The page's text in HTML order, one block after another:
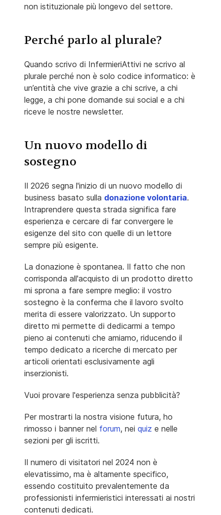
non istituzionale più longevo del settore.
Perché parlo al plurale?
Quando scrivo di InfermieriAttivi ne scrivo al
plurale perché non è solo codice informatico: è
un’entità che vive grazie a chi scrive, a chi
legge, a chi pone domande sui social e a chi
riceve le nostre newsletter.
Un nuovo modello di
sostegno
Il 2026 segna l'inizio di un nuovo modello di
business basato sulla donazione volontaria.
Intraprendere questa strada significa fare
esperienza e cercare di far convergere le
esigenze del sito con quelle di un lettore
sempre più esigente.
La donazione è spontanea. Il fatto che non
corrisponda all'acquisto di un prodotto diretto
mi sprona a fare sempre meglio: il vostro
sostegno è la conferma che il lavoro svolto
merita di essere valorizzato. Un supporto
diretto mi permette di dedicarmi a tempo
pieno ai contenuti che amiamo, riducendo il
tempo dedicato a ricerche di mercato per
articoli orientati esclusivamente agli
inserzionisti.
Vuoi provare l'esperienza senza pubblicità?
Per mostrarti la nostra visione futura, ho
rimosso i banner nel forum, nei quiz e nelle
sezioni per gli iscritti.
Il numero di visitatori nel 2024 non è
elevatissimo, ma è altamente specifico,
essendo costituito prevalentemente da
professionisti infermieristici interessati ai nostri
contenuti dedicati.